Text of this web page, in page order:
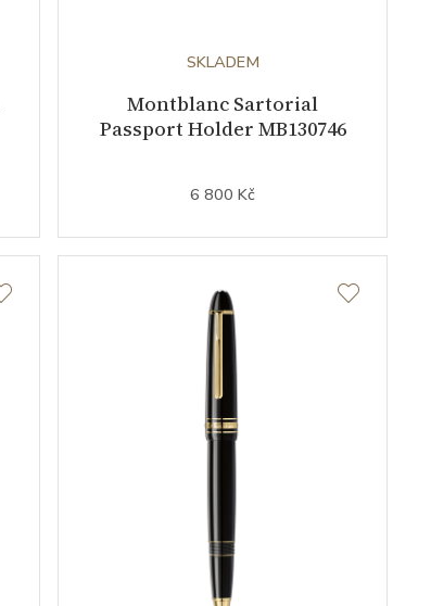
SKLADEM
Montblanc Sartorial
Passport Holder MB130746
6 800 Kč